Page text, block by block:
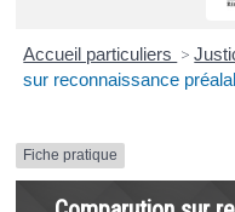
Accueil particuliers >
sur reconnaissance
Fiche pratique